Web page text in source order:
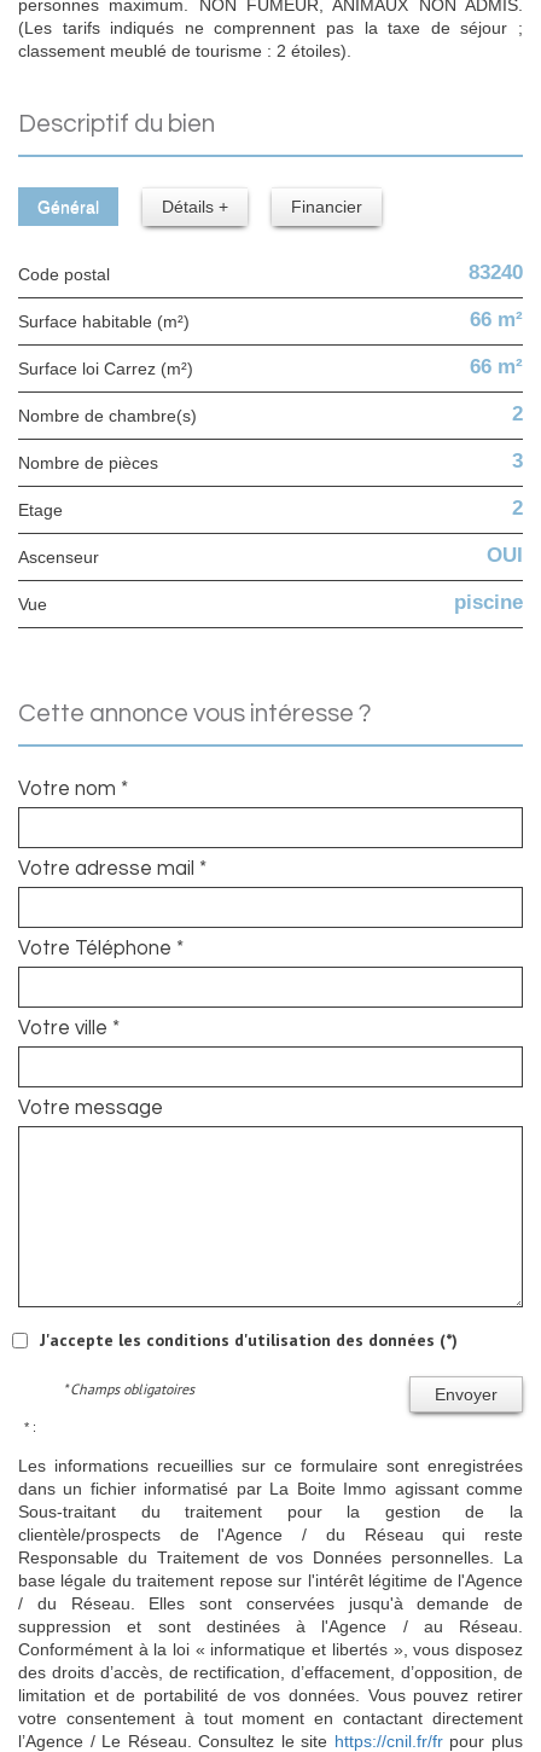
personnes maximum. NON FUMEUR, ANIMAUX NON ADMIS.
(Les tarifs indiqués ne comprennent pas la taxe de séjour ;
classement meublé de tourisme : 2 étoiles).
descriptif du bien
Général Détails + Financier
Code postal 83240
Surface habitable (m²) 66 m²
Surface loi Carrez (m²) 66 m²
Nombre de chambre(s) 2
Nombre de pièces 3
Etage 2
Ascenseur OUI
Vue piscine
cette annonce vous intéresse ?
Votre nom *
Votre adresse mail *
Votre Téléphone *
Votre ville *
Votre message
J'accepte les conditions d'utilisation des données (*)
Envoyer
* Champs obligatoires
* :
Les informations recueillies sur ce formulaire sont enregistrées
dans un fichier informatisé par La Boite Immo agissant comme
Sous-traitant du traitement pour la gestion de la
clientèle/prospects de l'Agence / du Réseau qui reste
Responsable du Traitement de vos Données personnelles. La
base légale du traitement repose sur l'intérêt légitime de l'Agence
/ du Réseau. Elles sont conservées jusqu'à demande de
suppression et sont destinées à l'Agence / au Réseau.
Conformément à la loi « informatique et libertés », vous disposez
des droits d’accès, de rectification, d’effacement, d’opposition, de
limitation et de portabilité de vos données. Vous pouvez retirer
votre consentement à tout moment en contactant directement
l’Agence / Le Réseau. Consultez le site https://cnil.fr/frpour plus